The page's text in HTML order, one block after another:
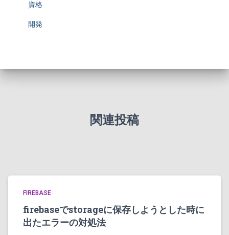
資格
開発
関連投稿
FIREBASE
firebaseでstorageに保存しようとした時に
出たエラーの対処法